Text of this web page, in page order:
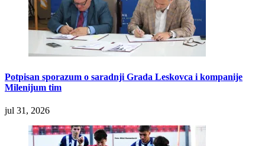
Potpisan sporazum o saradnji Grada Leskovca i kompanije
Milenijum tim
jul 31, 2026